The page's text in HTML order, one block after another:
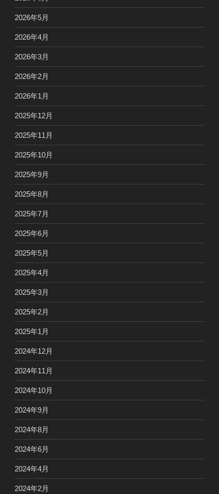
2026年5月
2026年4月
2026年3月
2026年2月
2026年1月
2025年12月
2025年11月
2025年10月
2025年9月
2025年8月
2025年7月
2025年6月
2025年5月
2025年4月
2025年3月
2025年2月
2025年1月
2024年12月
2024年11月
2024年10月
2024年9月
2024年8月
2024年6月
2024年4月
2024年2月